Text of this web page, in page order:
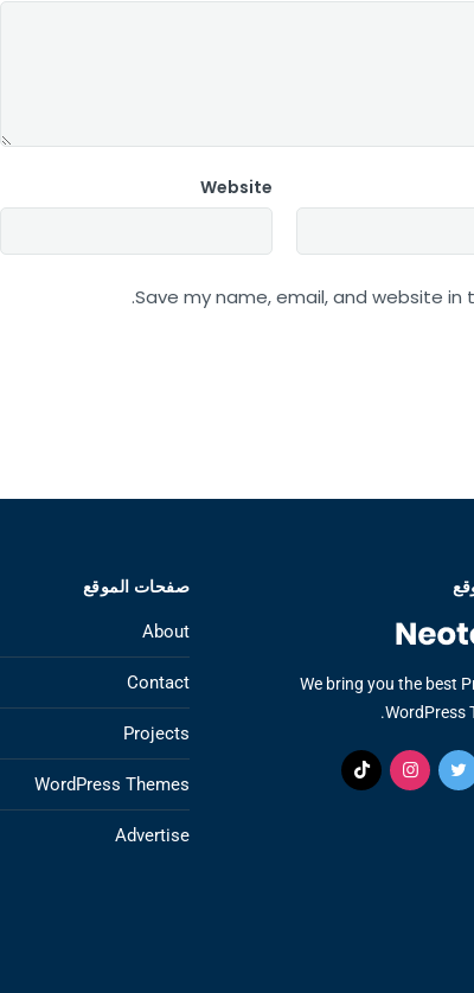
Website
Save my name, email, and website
We bring you the best
WordPress
صفحات الموقع
About
Contact
Projects
WordPress Themes
Advertise